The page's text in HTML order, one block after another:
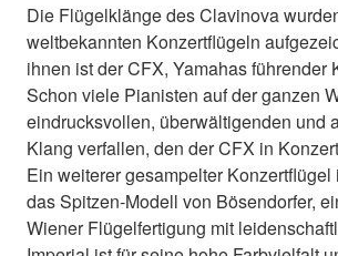
Die Flügelklänge des Clavinova
weltbekannten Konzertflügeln
ihnen ist der CFX, Yamahas führender
Schon viele Pianisten auf der ganzen
eindrucksvollen, überwältigenden und
Klang verfallen, den der CFX in
Ein weiterer gesampelter Konzertflügel
das Spitzen-Modell von Bösendorfer,
Wiener Flügelfertigung mit